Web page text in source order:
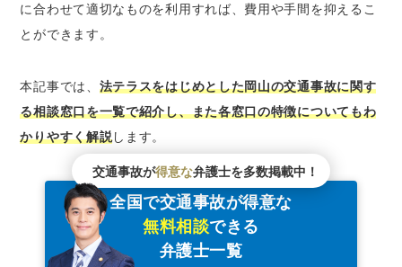
岡山県における交通事故の発生数と死傷者数
岡山で交通事故問題が得意な弁護士を探すなら
「ベンナビ交通事故」がおすすめ
岡山の交通事故を弁護士に相談するメリット
岡山の交通事故を弁護士に相談するデメリット
交通事故の示談交渉を弁護士に相談すべきケー
ス
弁護士の力でより良い解決に至った岡山の交通
事故事例
に合わせて適切なものを利用すれば、費用や手間を抑えるこ
とができます。
本記事では、 法テラスをはじめとした岡山の交通事故に関す
る相談窓口を一覧で紹介し、また各窓口の特徴についてもわ
かりやすく解説します。
交通事故が得意な弁護士を多数掲載中！
全国で交通事故が得意な
無料相談できる
弁護士一覧